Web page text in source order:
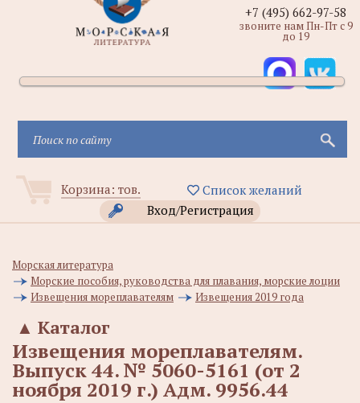
Корзина: тов.
Список желаний
Вход/Регистрация
+7 (495) 662-97-58
звоните нам Пн-Пт с 9
до 19
Морская литература
Морские пособия, руководства для плавания, морские лоции
Извещения мореплавателям
Извещения 2019 года
Каталог
▲
Извещения мореплавателям.
Выпуск 44. № 5060-5161 (от 2
ноября 2019 г.) Адм. 9956.44